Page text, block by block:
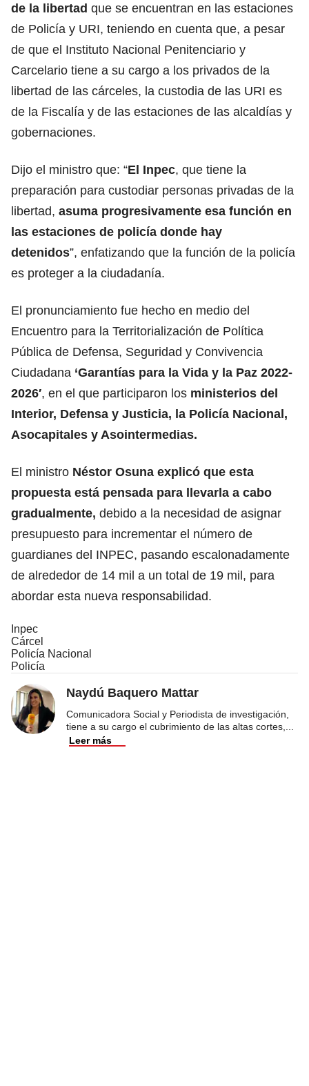
de la libertad que se encuentran en las estaciones
de Policía y URI, teniendo en cuenta que, a pesar
de que el Instituto Nacional Penitenciario y
Carcelario tiene a su cargo a los privados de la
libertad de las cárceles, la custodia de las URI es
de la Fiscalía y de las estaciones de las alcaldías y
gobernaciones.
Dijo el ministro que: “El Inpec, que tiene la
preparación para custodiar personas privadas de la
libertad, asuma progresivamente esa función en
las estaciones de policía donde hay
detenidos”, enfatizando que la función de la policía
es proteger a la ciudadanía.
El pronunciamiento fue hecho en medio del
Encuentro para la Territorialización de Política
Pública de Defensa, Seguridad y Convivencia
Ciudadana ‘Garantías para la Vida y la Paz 2022-
2026′, en el que participaron los ministerios del
Interior, Defensa y Justicia, la Policía Nacional,
Asocapitales y Asointermedias.
El ministro Néstor Osuna explicó que esta
propuesta está pensada para llevarla a cabo
gradualmente, debido a la necesidad de asignar
presupuesto para incrementar el número de
guardianes del INPEC, pasando escalonadamente
de alrededor de 14 mil a un total de 19 mil, para
abordar esta nueva responsabilidad.
Inpec
Cárcel
Policía Nacional
Policía
Naydú Baquero Mattar
Comunicadora Social y Periodista de investigación,
tiene a su cargo el cubrimiento de las altas cortes,
Leer más